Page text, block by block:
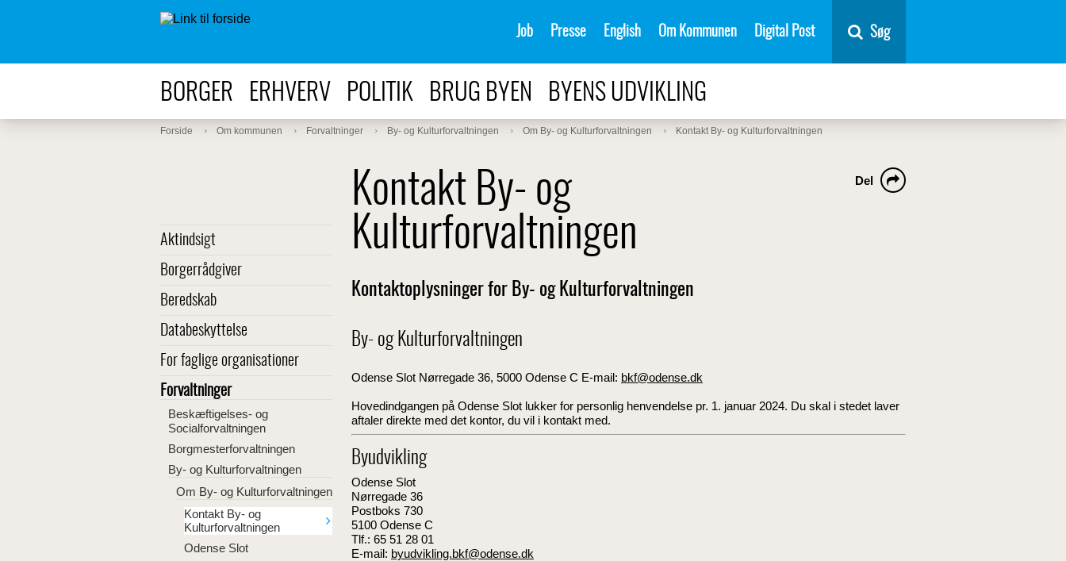
Job Presse English Om Kommunen Digital Post Søg
BORGER ERHVERV POLITIK BRUG BYEN BYENS UDVIKLING
Forside Om kommunen Forvaltninger By- og Kulturforvaltningen Om By- og Kulturforvaltningen Kontakt By- og Kulturforvaltningen
Aktindsigt
Borgerrådgiver
Beredskab
Databeskyttelse
For faglige organisationer
Forvaltninger
Beskæftigelses- og
Socialforvaltningen
Borgmesterforvaltningen
By- og Kulturforvaltningen
Om By- og Kulturforvaltningen
Kontakt By- og
Kulturforvaltningen
Odense Slot
Kontakt By- og
Kulturforvaltningen
Del
Kontaktoplysninger for By- og Kulturforvaltningen
By- og Kulturforvaltningen
Odense Slot Nørregade 36, 5000 Odense C E-mail: bkf@odense.dk
Hovedindgangen på Odense Slot lukker for personlig henvendelse pr. 1. januar 2024. Du skal i stedet laver
aftaler direkte med det kontor, du vil i kontakt med.
Byudvikling
Odense Slot
Nørregade 36
Postboks 730
5100 Odense C
Tlf.: 65 51 28 01
E-mail: byudvikling.bkf@odense.dk